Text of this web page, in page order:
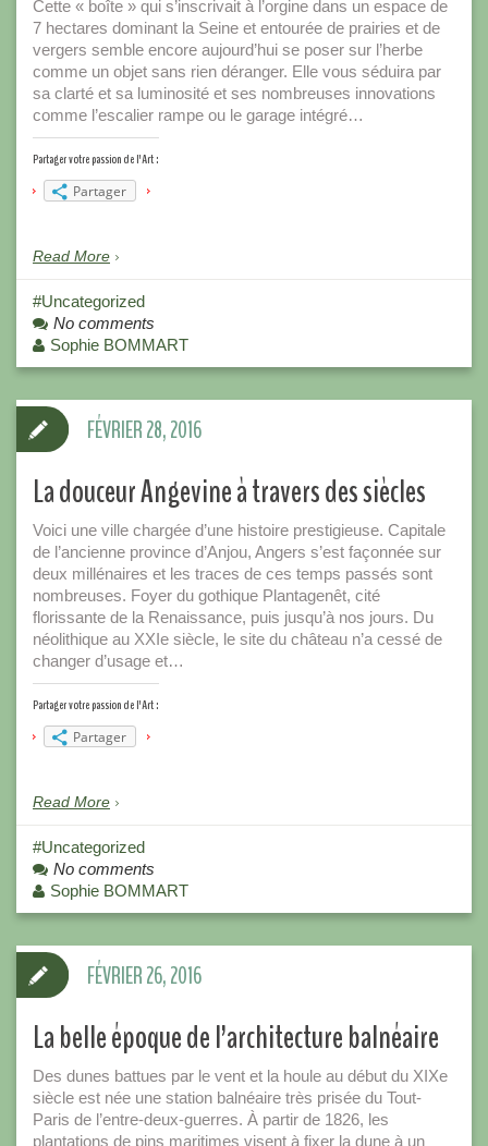
Cette « boîte » qui s’inscrivait à l’orgine dans un espace de
7 hectares dominant la Seine et entourée de prairies et de
vergers semble encore aujourd’hui se poser sur l’herbe
comme un objet sans rien déranger. Elle vous séduira par
sa clarté et sa luminosité et ses nombreuses innovations
comme l’escalier rampe ou le garage intégré…
Partager votre passion de l'Art :
Partager
Read More
Uncategorized
No comments
Sophie BOMMART
La douceur Angevine à travers des siècles
Voici une ville chargée d’une histoire prestigieuse. Capitale
de l’ancienne province d’Anjou, Angers s’est façonnée sur
deux millénaires et les traces de ces temps passés sont
nombreuses. Foyer du gothique Plantagenêt, cité
florissante de la Renaissance, puis jusqu’à nos jours. Du
néolithique au XXIe siècle, le site du château n’a cessé de
changer d’usage et…
Partager votre passion de l'Art :
Partager
Read More
FÉVRIER 28, 2016
Uncategorized
No comments
Sophie BOMMART
La belle époque de l’architecture balnéaire
Des dunes battues par le vent et la houle au début du XIXe
siècle est née une station balnéaire très prisée du Tout-
Paris de l’entre-deux-guerres. À partir de 1826, les
plantations de pins maritimes visent à fixer la dune à un
FÉVRIER 26, 2016